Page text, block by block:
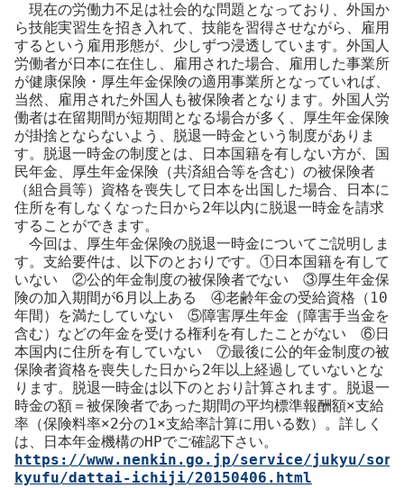
現在の労働力不足は社会的な問題となっており、外国か
ら技能実習生を招き入れて、技能を習得させながら、雇用
するという雇用形態が、少しずつ浸透しています。外国人
労働者が日本に在住し、雇用された場合、雇用した事業所
が健康保険・厚生年金保険の適用事業所となっていれば、
当然、雇用された外国人も被保険者となります。外国人労
働者は在留期間が短期間となる場合が多く、厚生年金保険
が掛捨とならないよう、脱退一時金という制度がありま
す。脱退一時金の制度とは、日本国籍を有しない方が、国
民年金、厚生年金保険（共済組合等を含む）の被保険者
（組合員等）資格を喪失して日本を出国した場合、日本に
住所を有しなくなった日から2年以内に脱退一時金を請求
することができます。
今回は、厚生年金保険の脱退一時金についてご説明しま
す。支給要件は、以下のとおりです。①日本国籍を有して
いない ②公的年金制度の被保険者でない ③厚生年金保
険の加入期間が6月以上ある ④老齢年金の受給資格（10
年間）を満たしていない ⑤障害厚生年金（障害手当金を
含む）などの年金を受ける権利を有したことがない ⑥日
本国内に住所を有していない ⑦最後に公的年金制度の被
保険者資格を喪失した日から2年以上経過していないとな
ります。脱退一時金は以下のとおり計算されます。脱退一
時金の額＝被保険者であった期間の平均標準報酬額×支給
率（保険料率×2分の1×支給率計算に用いる数）。詳しく
は、日本年金機構のHPでご確認下さい。
https://www.nenkin.go.jp/service/jukyu/
kyufu/dattai-ichiji/20150406.html